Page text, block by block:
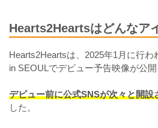
Hearts2Heartsはどんなア
Hearts2Heartsは、2025年1月に行
in SEOULでデビュー予告映像が公開
デビュー前に公式SNSが次々と開設
した。